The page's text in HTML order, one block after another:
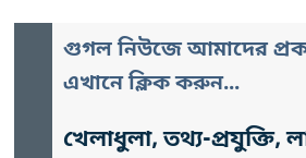
গুগল নিউজে আমাদের
এখানে ক্লিক করুন...
খেলাধুলা, তথ্য-প্রযুক্তি,